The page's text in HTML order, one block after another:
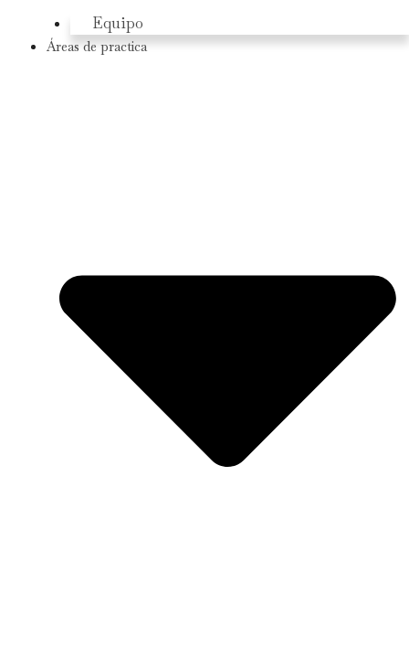
Equipo
Áreas de practica